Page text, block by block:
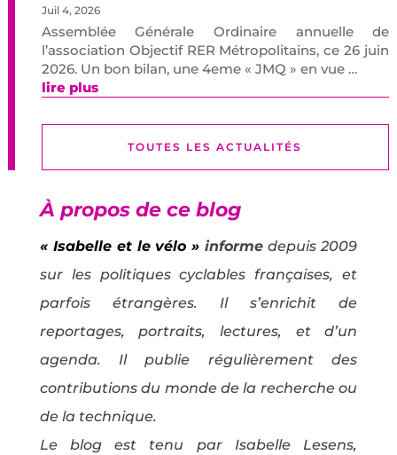
Juil 4, 2026
Assemblée Générale Ordinaire annuelle de
l’association Objectif RER Métropolitains, ce 26 juin
2026. Un bon bilan, une 4eme « JMQ » en vue …
lire plus
TOUTES LES ACTUALITÉS
À propos de ce blog
« Isabelle et le vélo » informe depuis 2009
sur les politiques cyclables françaises, et
parfois étrangères. Il s’enrichit de
reportages, portraits, lectures, et d’un
agenda. Il publie régulièrement des
contributions du monde de la recherche ou
de la technique.
Le blog est tenu par Isabelle Lesens,